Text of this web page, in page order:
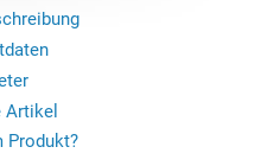
Artikel
Produkt?